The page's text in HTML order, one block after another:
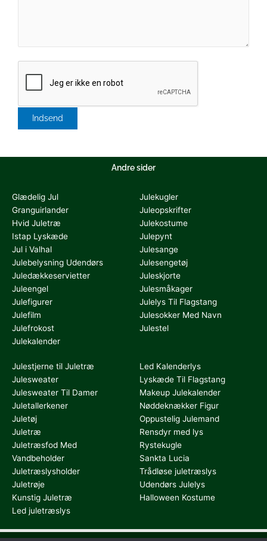
Andre sider
Glædelig Jul
Granguirlander
Hvid Juletræ
Istap Lyskæde
Jul i Valhal
Julebelysning Udendørs
Juledækkeservietter
Juleengel
Julefigurer
Julefilm
Julefrokost
Julekalender
Julekugler
Juleopskrifter
Julekostume
Julepynt
Julesange
Julesengetøj
Juleskjorte
Julesmåkager
Julelys Til Flagstang
Julesokker Med Navn
Julestel
Julestjerne til Juletræ
Julesweater
Julesweater Til Damer
Juletallerkener
Juletøj
Juletræ
Juletræsfod Med
Vandbeholder
Juletræslysholder
Juletrøje
Kunstig Juletræ
Led juletræslys
Led Kalenderlys
Lyskæde Til Flagstang
Makeup Julekalender
Nøddeknækker Figur
Oppustelig Julemand
Rensdyr med lys
Rystekugle
Sankta Lucia
Trådløse juletræslys
Udendørs Julelys
Halloween Kostume